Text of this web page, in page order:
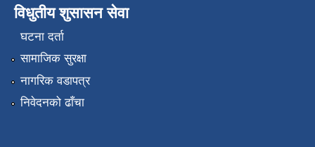
विधुतीय शुसासन सेवा
घटना दर्ता
सामाजिक सुरक्षा
नागरिक वडापत्र
निवेदनको ढाँचा